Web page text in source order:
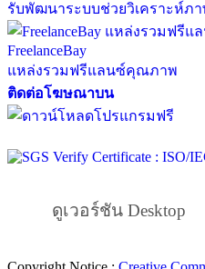
รับพัฒนาระบบช่วยวิเคราะห์ภ
FreelanceBay
แหล่งรวมฟรีแลนซ์คุณภาพ
ติดต่อโฆษณาบน
ดูเวอร์ชัน Desktop